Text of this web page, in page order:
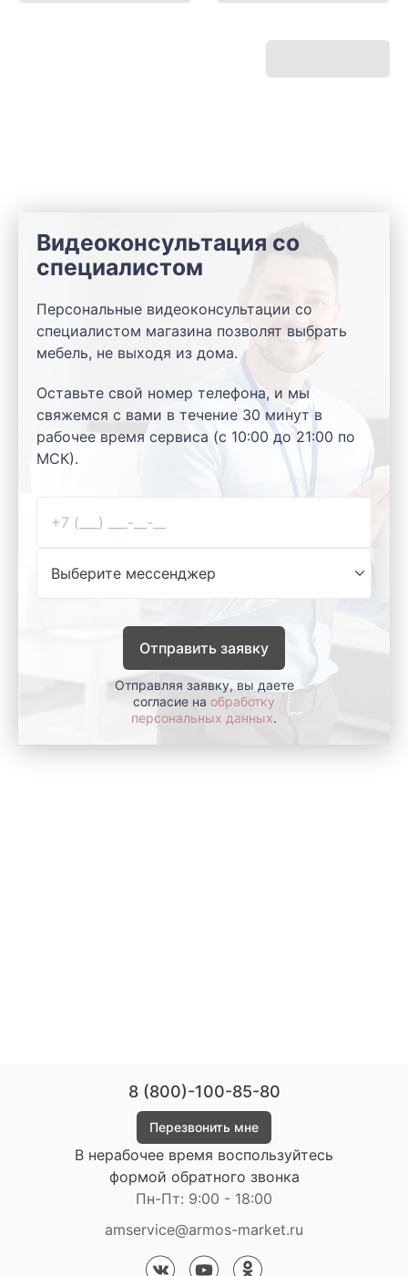
Видеоконсультация со
специалистом
Персональные видеоконсультации со
специалистом магазина позволят выбрать
мебель, не выходя из дома.
Оставьте свой номер телефона, и мы
свяжемся с вами в течение 30 минут в
рабочее время сервиса (с 10:00 до 21:00 по
МСК).
Отправить заявку
Отправляя заявку, вы даете
согласие на обработку
персональных данных.
8 (800)-100-85-80
Перезвонить мне
В нерабочее время воспользуйтесь
формой обратного звонка
Пн-Пт: 9:00 - 18:00
amservice@armos-market.ru